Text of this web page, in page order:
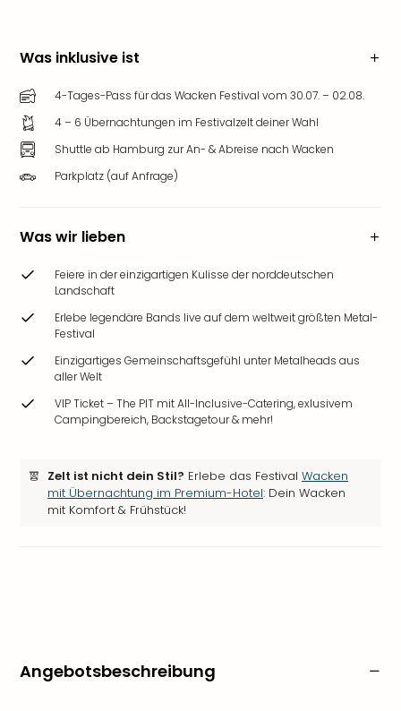
Was inklusive ist
4-Tages-Pass für das Wacken Festival vom 30.07. – 02.08.
4 – 6 Übernachtungen im Festivalzelt deiner Wahl
Shuttle ab Hamburg zur An- & Abreise nach Wacken
Parkplatz (auf Anfrage)
Was wir lieben
Feiere in der einzigartigen Kulisse der norddeutschen
Landschaft
Erlebe legendäre Bands live auf dem weltweit größten Metal-
Festival
Einzigartiges Gemeinschaftsgefühl unter Metalheads aus
aller Welt
VIP Ticket – The PIT mit All-Inclusive-Catering, exlusivem
Campingbereich, Backstagetour & mehr!
Zelt ist nicht dein Stil? Erlebe das Festival Wacken
mit Übernachtung im Premium-Hotel: Dein Wacken
mit Komfort & Frühstück!
Angebotsbeschreibung